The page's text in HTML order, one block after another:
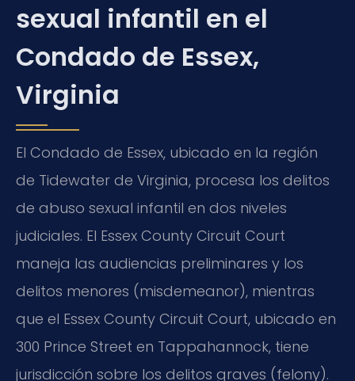
sexual infantil en el
Condado de Essex,
Virginia
El Condado de Essex, ubicado en la región
de Tidewater de Virginia, procesa los delitos
de abuso sexual infantil en dos niveles
judiciales. El Essex County Circuit Court
maneja las audiencias preliminares y los
delitos menores (misdemeanor), mientras
que el Essex County Circuit Court, ubicado en
300 Prince Street en Tappahannock, tiene
jurisdicción sobre los delitos graves (felony).